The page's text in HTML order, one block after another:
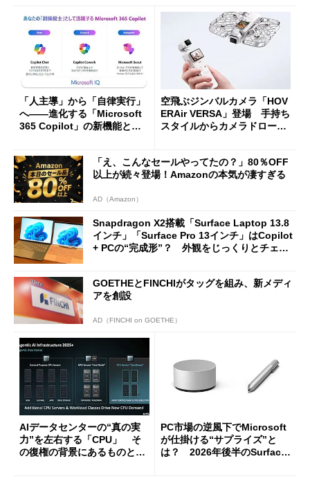
「人主導」から「自律実行」
へ――進化する「Microsoft
365 Copilot」の新機能とエ
空飛ぶジンバルカメラ「HOV
ERAir VERSA」登場 手持ち
スタイルからカメラドローン
「え、こんなセールやってたの？」80％OFF
以上が続々登場！Amazonの本気が凄すぎる
AD（Amazon）
Snapdragon X2搭載「Surface Laptop 13.8
インチ」「Surface Pro 13インチ」はCopilot
+ PCの“完成形”？ 外観をじっくりとチェッ
GOETHEとFINCHIがタッグを組み、新メディ
アを創設
AD（FINCHI on GOETHE）
AIデータセンターの“真の実
力”を左右する「CPU」 そ
の復権の背景にあるものと
PC市場の逆風下でMicrosoft
が仕掛ける“サプライズ”と
は？ 2026年後半のSurface